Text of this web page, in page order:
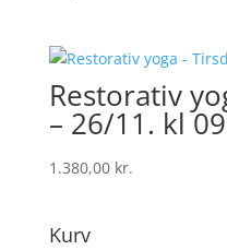
Restorativ
– 26/11. kl
1.380,00 kr.
Kurv